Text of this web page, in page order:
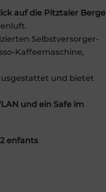
auf die Pitztaler Berge
Selbstversorger-
Kaffeemaschine,
und bietet
und ein Safe im
enfants